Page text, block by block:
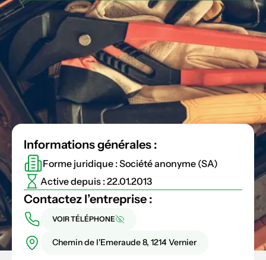
Informations générales :
Forme juridique : Société anonyme (SA)
Active depuis : 22.01.2013
Contactez l’entreprise :
VOIR TÉLÉPHONE
Chemin de l'Emeraude 8, 1214 Vernier